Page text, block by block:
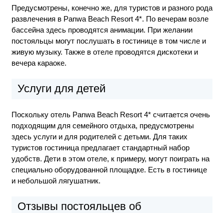
Предусмотрены, конечно же, для туристов и разного рода
развлечения в Panwa Beach Resort 4*. По вечерам возле
бассейна здесь проводятся анимации. При желании
постояльцы могут послушать в гостинице в том числе и
живую музыку. Также в отеле проводятся дискотеки и
вечера караоке.
Услуги для детей
Поскольку отель Panwa Beach Resort 4* считается очень
подходящим для семейного отдыха, предусмотрены
здесь услуги и для родителей с детьми. Для таких
туристов гостиница предлагает стандартный набор
удобств. Дети в этом отеле, к примеру, могут поиграть на
специально оборудованной площадке. Есть в гостинице
и небольшой лягушатник.
Отзывы постояльцев об